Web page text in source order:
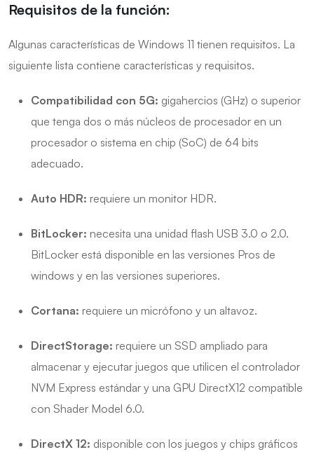
Requisitos de la función:
Algunas características de Windows 11 tienen requisitos. La
siguiente lista contiene características y requisitos.
Compatibilidad con 5G: gigahercios (GHz) o superior
que tenga dos o más núcleos de procesador en un
procesador o sistema en chip (SoC) de 64 bits
adecuado.
Auto HDR: requiere un monitor HDR.
BitLocker: necesita una unidad flash USB 3.0 o 2.0.
BitLocker está disponible en las versiones Pros de
windows y en las versiones superiores.
Cortana: requiere un micrófono y un altavoz.
DirectStorage: requiere un SSD ampliado para
almacenar y ejecutar juegos que utilicen el controlador
NVM Express estándar y una GPU DirectX12 compatible
con Shader Model 6.0.
DirectX 12: disponible con los juegos y chips gráficos